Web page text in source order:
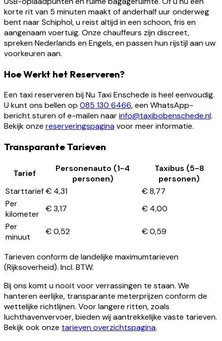
korte rit van 5 minuten maakt of anderhalf uur onderweg
bent naar Schiphol, u reist altijd in een schoon, fris en
aangenaam voertuig. Onze chauffeurs zijn discreet,
spreken Nederlands en Engels, en passen hun rijstijl aan uw
voorkeuren aan.
Hoe Werkt het Reserveren?
Een taxi reserveren bij Nu Taxi Enschede is heel eenvoudig.
U kunt ons bellen op 085 130 6466, een WhatsApp-
bericht sturen of e-mailen naarinfo@taxibobenschede.nl.
Bekijk onze reserveringspaginavoor meer informatie.
Transparante Tarieven
Tarief
Personenauto (1-4
personen)
Taxibus (5-8
personen)
Starttarief€ 4,31
€ 8,77
Per
kilometer
€ 3,17
€ 4,00
Per
minuut
€ 0,52 € 0,59
Tarieven conform de landelijke maximumtarieven
(Rijksoverheid). Incl. BTW.
Bij ons komt u nooit voor verrassingen te staan. We
hanteren eerlijke, transparante meterprijzen conform de
wettelijke richtlijnen. Voor langere ritten, zoals
luchthavenvervoer, bieden wij aantrekkelijke vaste tarieven.
Bekijk ook onze tarieven overzichtspagina.